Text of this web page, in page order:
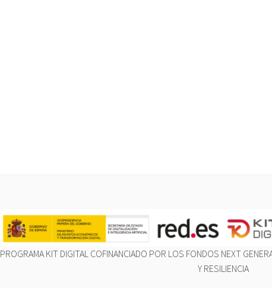
PROGRAMA KIT DIGITAL COFINANCIADO POR LOS FONDOS NEXT
Y RESILIENCIA